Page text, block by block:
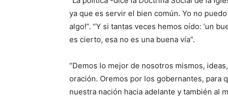
ya que es servir el bien común. Yo no
algo!”. “Y si tantas veces hemos oído: ‘un
es cierto, esa no es una buena vía”.
“Demos lo mejor de nosotros mismos,
oración. Oremos por los gobernantes, para
nuestra nación hacia adelante y también al